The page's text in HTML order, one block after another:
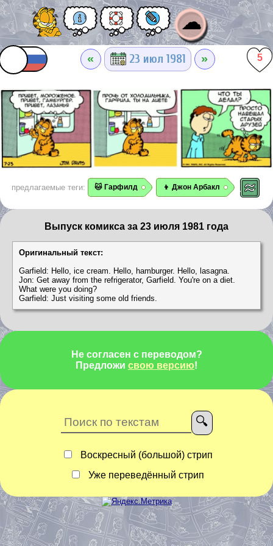
☁
« 23 июл 1981 » 5
предлагаемые теги: 🐱 Гарфилд 👦 Джон Арбакл
Выпуск комикса за 23 июля 1981 года
Оригинальный текст:
Garfield: Hello, ice cream. Hello, hamburger. Hello, lasagna.
Jon: Get away from the refrigerator, Garfield. You're on a diet.
What were you doing?
Garfield: Just visiting some old friends.
Не согласен с переводом?
Предложи свою версию!
Воскресный (большой) стрип
Уже переведённый стрип